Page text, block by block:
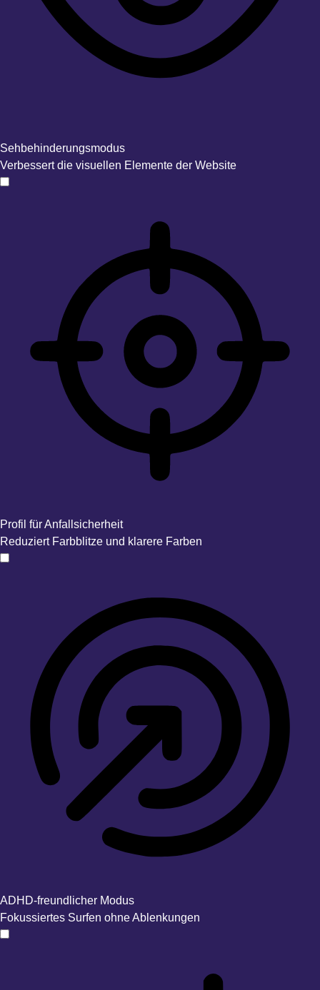
Sehbehinderungsmodus
Verbessert die visuellen Elemente der Website
Profil für Anfallsicherheit
Reduziert Farbblitze und klarere Farben
ADHD-freundlicher Modus
Fokussiertes Surfen ohne Ablenkungen